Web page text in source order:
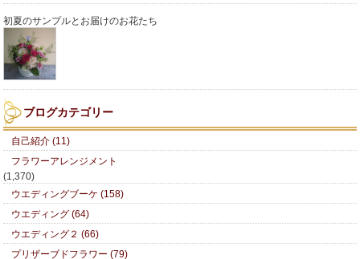
初夏のサンプルとお届けのお花たち
ブログカテゴリー
自己紹介 (11)
フラワーアレンジメント
(1,370)
ウエディングブーケ (158)
ウエディング (64)
ウエディング２ (66)
プリザーブドフラワー (79)